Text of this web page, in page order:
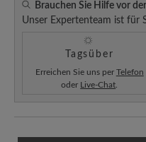
Brauchen Sie Hilfe vor
Unser Expertenteam ist für
Tagsüber
Erreichen Sie uns per Telefon
oder Live-Chat